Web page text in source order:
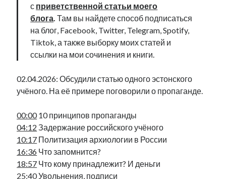
Метки
radio narva
ансиппиада видео
евросоюз интервью история кабинетные истории
катри райк кая каллас книга маська нарва
нацменьшинства образование обучение эстонскому
памятники парад клоунов парламент
подкаст потеряны данные
с приветственной статьи моего
блога Там вы найдете способ подписаться
на блог, Facebook, Twitter, Telegram, Spotify,
Tiktok, а также выборку моих статей и
ссылки на мои сочинения и книги.
02.04.2026: Обсудили статью одного эстонского
учёного. На её примере поговорили о пропаганде.
00:0010 принципов пропаганды
04:12 Задержание российского учёного
10:17 Политизация архиологии в России
16:36 Что запомнится?
18:57 Что кому принадлежит? И деньги
25:40Увольнения, подписи